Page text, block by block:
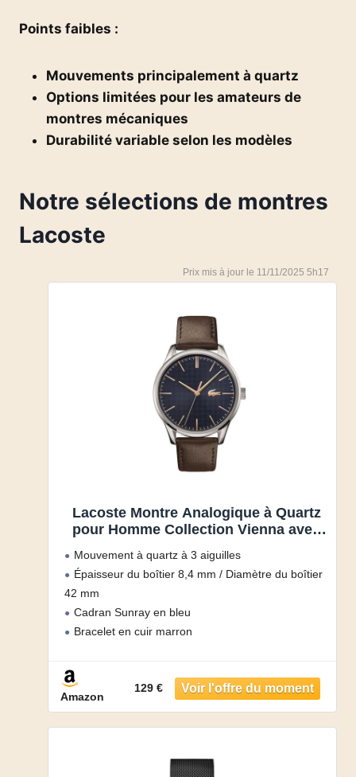
Points faibles :
Mouvements principalement à quartz
Options limitées pour les amateurs de
montres mécaniques
Durabilité variable selon les modèles
Notre sélections de montres
Lacoste
11/11/2025 5h17
Lacoste Montre Analogique à Quartz
pour Homme Collection Vienna avec
Mouvement à quartz à 3 aiguilles
Épaisseur du boîtier 8,4 mm / Diamètre du boîtier
42 mm
Cadran Sunray en bleu
Bracelet en cuir marron
douche ou lors de la nage, mais pas lors de plongée
sous-marine
Amazon
129 €